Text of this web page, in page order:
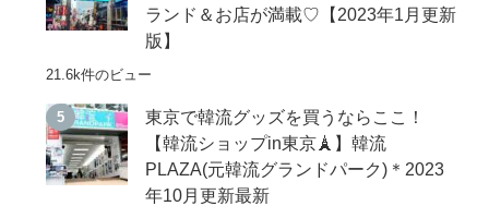
ランド＆お店が満載♡【2023年1月更新
版】
21.6k件のビュー
東京で韓流グッズを買うならここ！
【韓流ショップin東京🗼】韓流
PLAZA(元韓流グランドパーク)＊2023
年10月更新最新